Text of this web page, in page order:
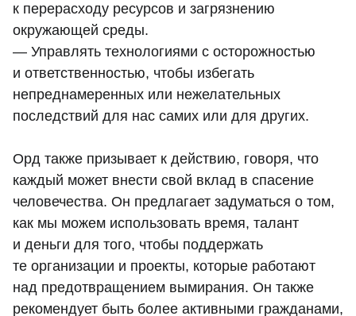
к перерасходу ресурсов и загрязнению
окружающей среды.
— Управлять технологиями с осторожностью
и ответственностью, чтобы избегать
непреднамеренных или нежелательных
последствий для нас самих или для других.
Орд также призывает к действию, говоря, что
каждый может внести свой вклад в спасение
человечества. Он предлагает задуматься о том,
как мы можем использовать время, талант
и деньги для того, чтобы поддержать
те организации и проекты, которые работают
над предотвращением вымирания. Он также
рекомендует быть более активными гражданами,